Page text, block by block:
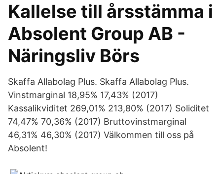
Kallelse till årsstämma i
Absolent Group AB -
Näringsliv Börs
Skaffa Allabolag Plus. Skaffa Allabolag Plus.
Vinstmarginal 18,95% 17,43% (2017)
Kassalikviditet 269,01% 213,80% (2017) Soliditet
74,47% 70,36% (2017) Bruttovinstmarginal
46,31% 46,30% (2017) Välkommen till oss på
Absolent!